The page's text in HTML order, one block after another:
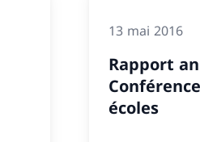
13 mai 2016
Rapport
écoles